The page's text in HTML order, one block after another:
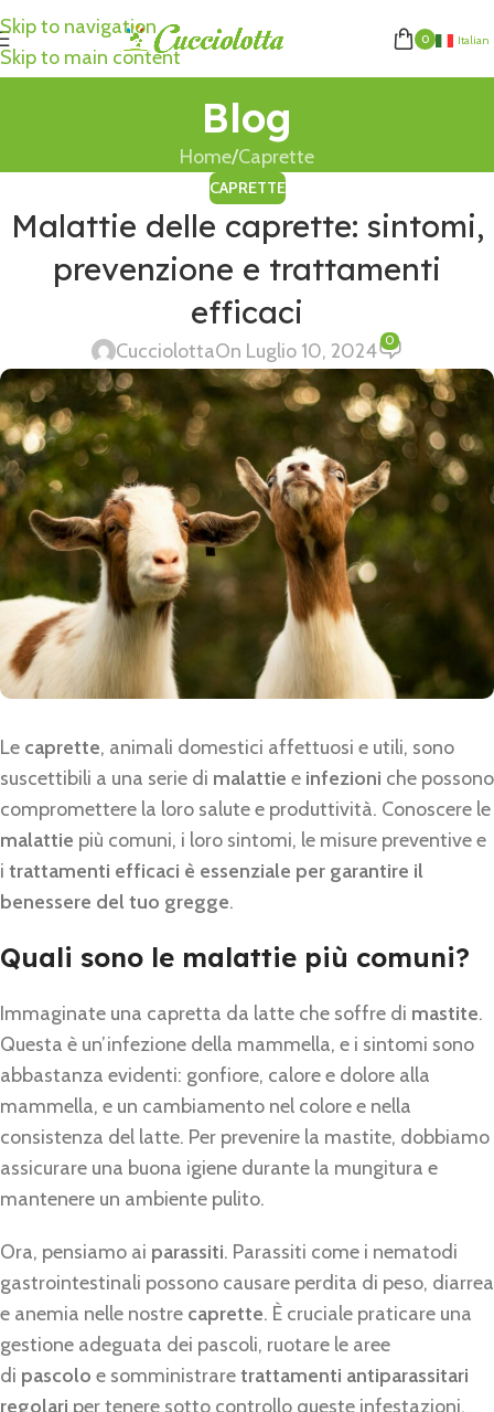
Skip to navigation
Skip to main content
0 Italian
Blog
Home Caprette
CAPRETTE
Malattie delle caprette: sintomi,
prevenzione e trattamenti
efficaci
CucciolottaOn Luglio 10, 2024 0
Le caprette, animali domestici affettuosi e utili, sono
suscettibili a una serie di malattie e infezioni che possono
compromettere la loro salute e produttività. Conoscere le
malattie più comuni, i loro sintomi, le misure preventive e
i trattamenti efficaci è essenziale per garantire il
benessere del tuo gregge.
Quali sono le malattie più comuni?
Immaginate una capretta da latte che soffre di mastite.
Questa è un’infezione della mammella, e i sintomi sono
abbastanza evidenti: gonfiore, calore e dolore alla
mammella, e un cambiamento nel colore e nella
consistenza del latte. Per prevenire la mastite, dobbiamo
assicurare una buona igiene durante la mungitura e
mantenere un ambiente pulito.
Ora, pensiamo ai parassiti. Parassiti come i nematodi
gastrointestinali possono causare perdita di peso, diarrea
e anemia nelle nostre caprette. È cruciale praticare una
gestione adeguata dei pascoli, ruotare le aree
di pascolo e somministraretrattamenti antiparassitari
regolari per tenere sotto controllo queste infestazioni.